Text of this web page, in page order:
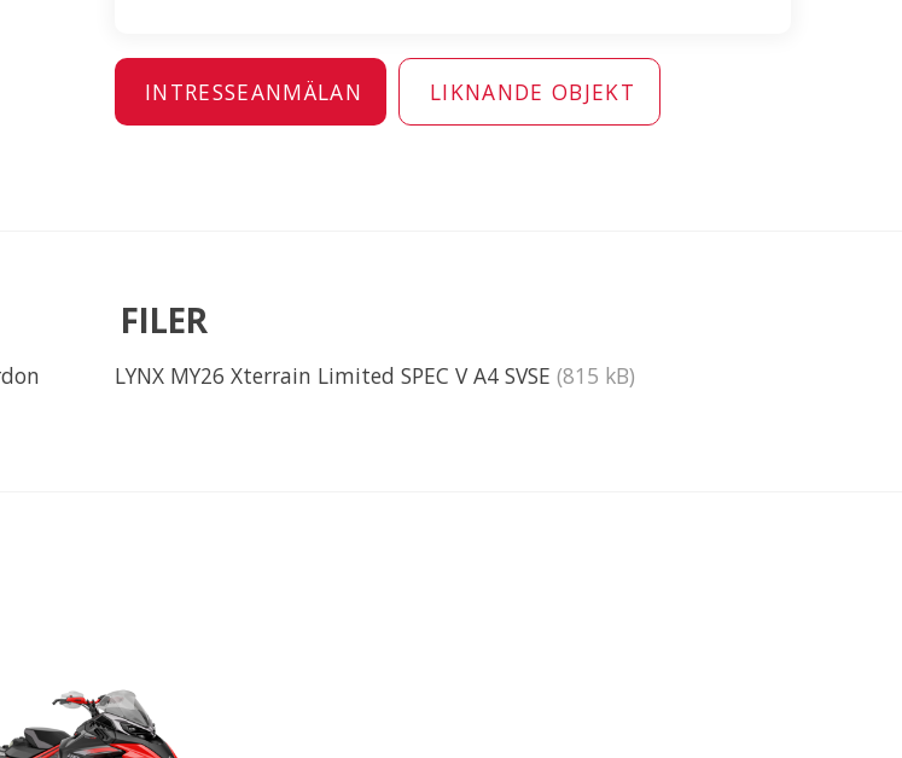
INTRESSEANMÄLAN LIKNANDE OBJEKT
FILER
LYNX MY26 Xterrain Limited SPEC V A4 SVSE (815 kB)